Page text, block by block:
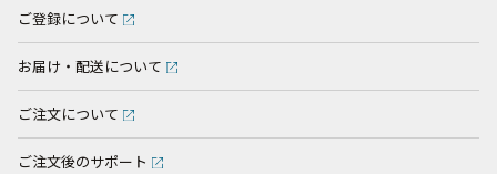
ご登録について
お届け・配送について
ご注文について
ご注文後のサポート